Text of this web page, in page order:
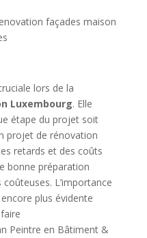
façades maison
lors de la
Luxembourg. Elle
étape du projet soit
projet de rénovation
retards et des coûts
bonne préparation
L’importance
plus évidente
Peintre en Bâtiment &